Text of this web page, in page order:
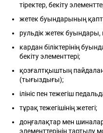
тіректер, бекіту
жетек буындарының
рульдік жетек
кардан біліктерінің
бекіту элементтері;
қозғалтқыштың
(тығыздығы);
ілініс пен тежегіш
тұрақ тежегішінің жетегі;
доңғалақтар мен
элементтерінің тартылу